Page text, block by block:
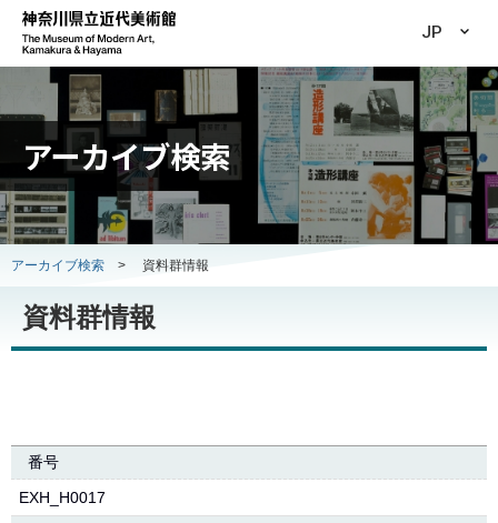
JP
アーカイブ検索
アーカイブ検索 > 資料群情報
資料群情報
番号
EXH_H0017